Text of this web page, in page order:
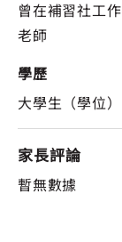
曾在補習社工
老師
學歷
大學生（學位）
家長評論
暫無數據